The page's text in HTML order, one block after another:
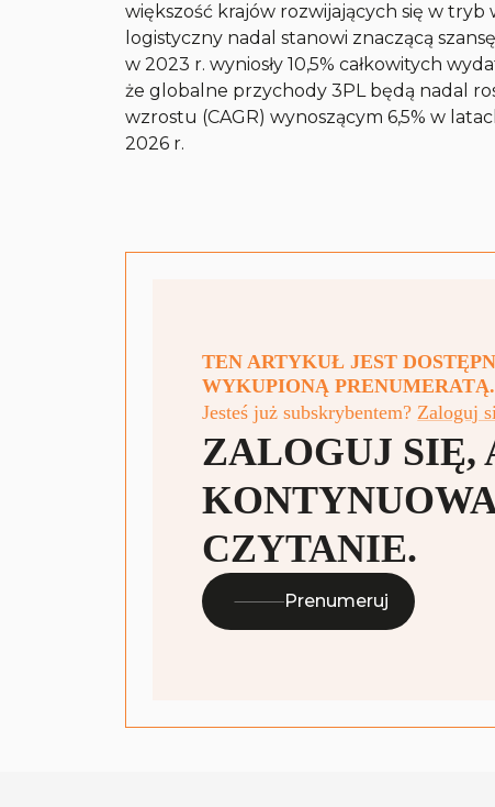
większość krajów rozwijających się w
logistyczny nadal stanowi znaczącą
w 2023 r. wyniosły 10,5% całkowitych
że globalne przychody 3PL będą nadal
wzrostu (CAGR) wynoszącym 6,5% w
2026 r.
TEN ARTYKUŁ JEST
WYKUPIONĄ PRENUMERATĄ.
Jesteś już subskrybentem? Zaloguj
ZALOGUJ SIĘ,
CZYTANIE.
Prenumeruj